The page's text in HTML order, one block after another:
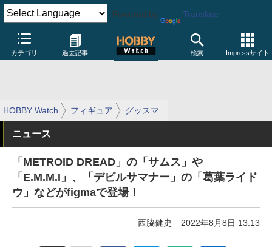
Powered by Translate
カテゴリ 過去記事 検索 Impressサイト
HOBBY Watch フィギュア グッスマ
ニュース
「METROID DREAD」の「サムス」や
「E.M.M.I」、「デビルサマナー」の「葛葉ライド
ウ」などがfigmaで登場！
西脇健史 2022年8月8日 13:13